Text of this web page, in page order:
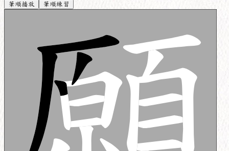
筆順播放 筆順練習